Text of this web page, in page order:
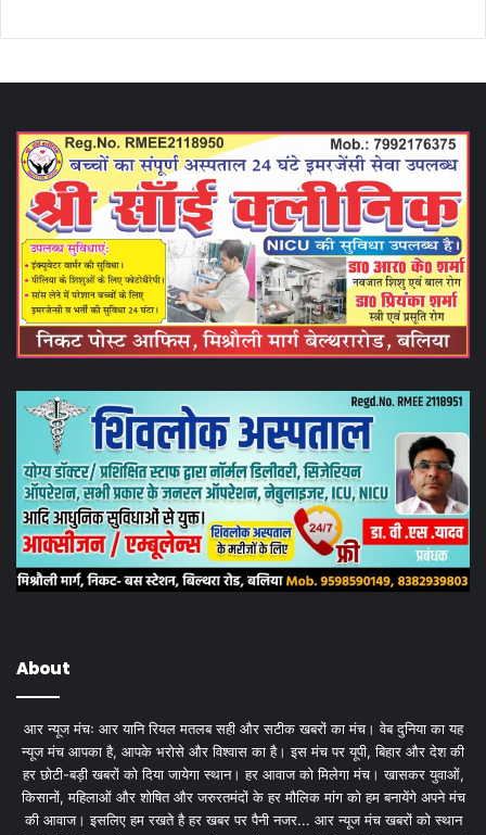
About
आर न्यूज मंचः आर यानि रियल मतलब सही और सटीक खबरों का मंच। वेब दुनिया का यह
न्यूज मंच आपका है, आपके भरोसे और विश्वास का है। इस मंच पर यूपी, बिहार और देश की
हर छोटी-बड़ी खबरों को दिया जायेगा स्थान। हर आवाज को मिलेगा मंच। खासकर युवाओं,
किसानों, महिलाओं और शोषित और जरुरतमंदों के हर मौलिक मांग को हम बनायेंगे अपने मंच
की आवाज। इसलिए हम रखते है हर खबर पर पैनी नजर... आर न्यूज मंच खबरों को स्थान